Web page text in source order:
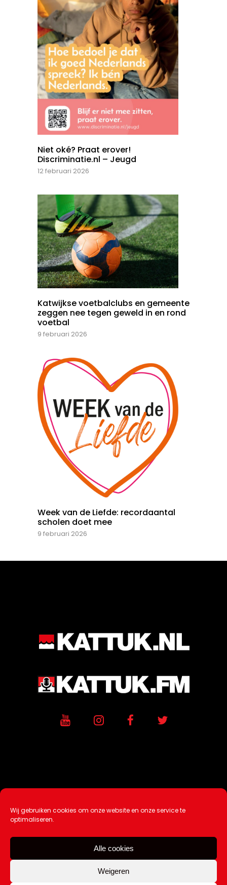
Wij gebruiken cookies om onze website en onze service te
optimaliseren.
Alle cookies
Weigeren
Niet oké? Praat erover!
Discriminatie.nl – Jeugd
12 februari 2026
Katwijkse voetbalclubs en gemeente
zeggen nee tegen geweld in en rond
voetbal
9 februari 2026
Week van de Liefde: recordaantal
scholen doet mee
9 februari 2026
Ontwikkeling / Hosting doorAtSea
Over Ons |Tip de redactie
Contact